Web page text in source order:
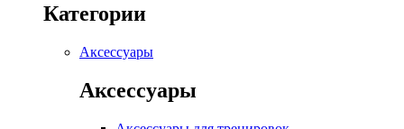
Категории
Аксессуары
Аксессуары